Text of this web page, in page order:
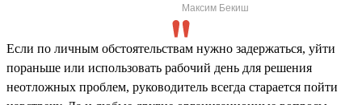
Максим Бекиш
Если по личным обстоятельствам нужно задержаться, уйти
пораньше или использовать рабочий день для решения
неотложных проблем, руководитель всегда старается пойти